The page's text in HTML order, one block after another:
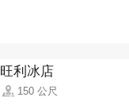
旺利冰店
150 公尺